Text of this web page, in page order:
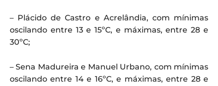
– Plácido de Castro e Acrelândia, com mínimas
oscilando entre 13 e 15ºC, e máximas, entre 28 e
30ºC;
– Sena Madureira e Manuel Urbano, com mínimas
oscilando entre 14 e 16ºC, e máximas, entre 28 e